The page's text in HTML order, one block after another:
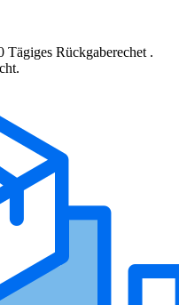
Rückgaberechet .